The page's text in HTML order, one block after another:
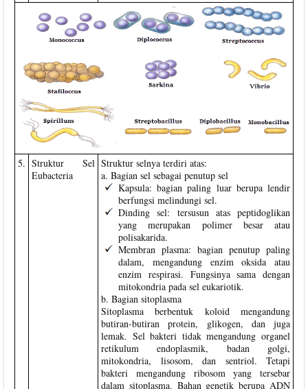
5. Struktur Sel
Eubacteria
Struktur selnya terdiri atas:
a. Bagian sel sebagai penutup sel
Kapsula: bagian paling luar berupa lendir
berfungsi melindungi sel.
Dinding sel: tersusun atas peptidoglikan
yang merupakan polimer besar atau
polisakarida.
Membran plasma: bagian penutup paling
dalam, mengandung enzim oksida atau
enzim respirasi. Fungsinya sama dengan
mitokondria pada sel eukariotik.
b. Bagian sitoplasma
Sitoplasma berbentuk koloid mengandung
butiran-butiran protein, glikogen, dan juga
lemak. Sel bakteri tidak mengandung organel
retikulum endoplasmik, badan golgi,
mitokondria, lisosom, dan sentriol. Tetapi
bakteri mengandung ribosom yang tersebar
dalam sitoplasma. Bahan genetik berupa ADN